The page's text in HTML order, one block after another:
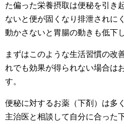
た偏った栄養摂取は便秘を引き
ないと便が固くなり排泄されに
動かさないと胃腸の動きも低下
まずはこのような生活習慣の改
れでも効果が得られない場合は
す。
便秘に対するお薬（下剤）は多
主治医と相談して自分に合った